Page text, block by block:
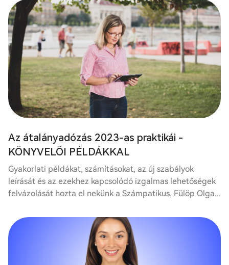
Az átalányadózás 2023-as praktikái -
KÖNYVELŐI PÉLDÁKKAL
Gyakorlati példákat, számításokat, az új szabályok
leírását és az ezekhez kapcsolódó izgalmas lehetőségek
felvázolását hozta el nekünk a Számpatikus, Fülöp Olga...